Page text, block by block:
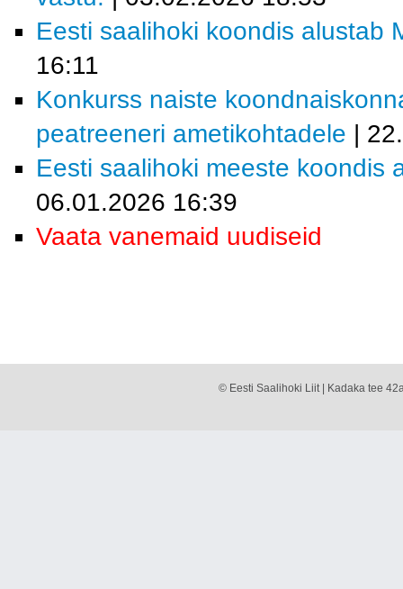
Eesti saalihoki koondis alustab
16:11
Konkurss naiste
peatreeneri ametikohtadele |
Eesti saalihoki meeste koondis
06.01.2026 16:39
Vaata vanemaid uudiseid
© Eesti Saalihoki Liit | Kadaka tee